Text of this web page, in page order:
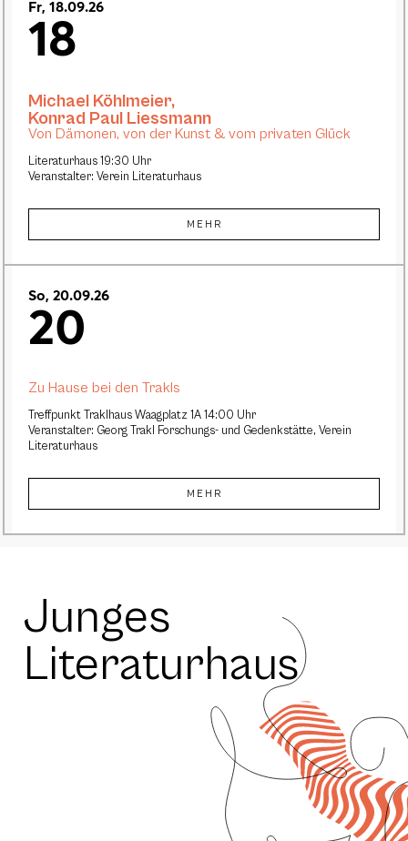
Fr, 18.09.26
18
Literaturhaus 19:30 Uhr
Veranstalter: Verein Literaturhaus
Michael Köhlmeier,
Konrad Paul Liessmann
Von Dämonen, von der Kunst & vom privaten Glück
MEHR
So, 20.09.26
20
Treffpunkt Traklhaus Waagplatz 1A 14:00 Uhr
Veranstalter: Georg Trakl Forschungs- und Gedenkstätte, Verein
Literaturhaus
Zu Hause bei den Trakls
MEHR
Junges
Literaturhaus